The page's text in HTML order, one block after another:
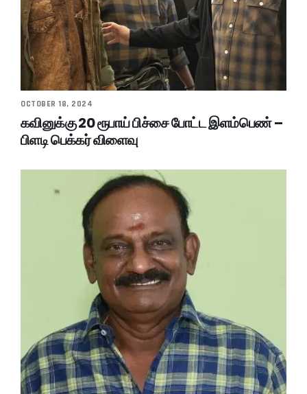
OCTOBER 18, 2024
கவினுக்கு 20 ரூபாய் பிச்சை போட்ட இளம்பெண் –
பிளடி பெக்கர் விளைவு